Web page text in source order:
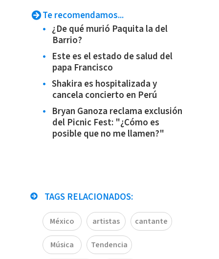
Te recomendamos...
¿De qué murió Paquita la del
Barrio?
Este es el estado de salud del
papa Francisco
Shakira es hospitalizada y
cancela concierto en Perú
Bryan Ganoza reclama exclusión
del Picnic Fest: "¿Cómo es
posible que no me llamen?"
TAGS RELACIONADOS:
México artistas cantante
Música Tendencia